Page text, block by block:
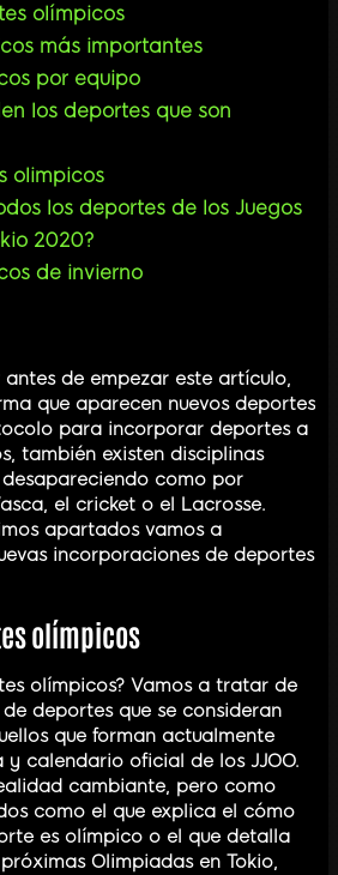
olímpicos
más importantes
por equipo
los deportes que son
olimpicos
los deportes de los Juegos
2020?
de invierno
de empezar este artículo,
que aparecen nuevos deportes
para incorporar deportes a
también existen disciplinas
como por
el cricket o el Lacrosse.
apartados vamos a
incorporaciones de deportes
olímpicos
olímpicos? Vamos a tratar de
deportes que se consideran
que forman actualmente
calendario oficial de los JJOO.
cambiante, pero como
como el que explica el cómo
es olímpico o el que detalla
Olimpiadas en Tokio,